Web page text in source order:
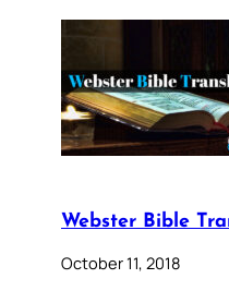
Webster Bible
October 11, 2018